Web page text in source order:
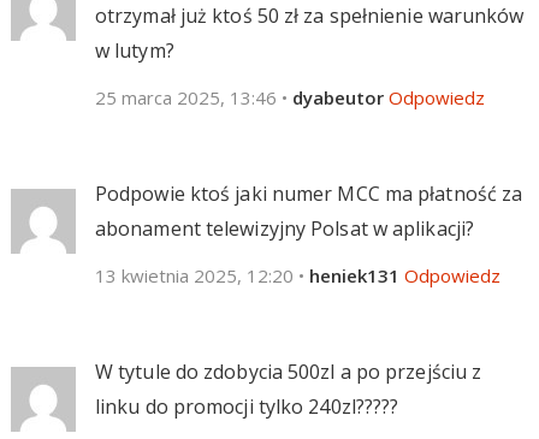
otrzymał już ktoś 50 zł za spełnienie warunków
w lutym?
25 marca 2025, 13:46 • dyabeutor Odpowiedz
Podpowie ktoś jaki numer MCC ma płatność za
abonament telewizyjny Polsat w aplikacji?
13 kwietnia 2025, 12:20 • heniek131 Odpowiedz
W tytule do zdobycia 500zl a po przejściu z
linku do promocji tylko 240zl?????